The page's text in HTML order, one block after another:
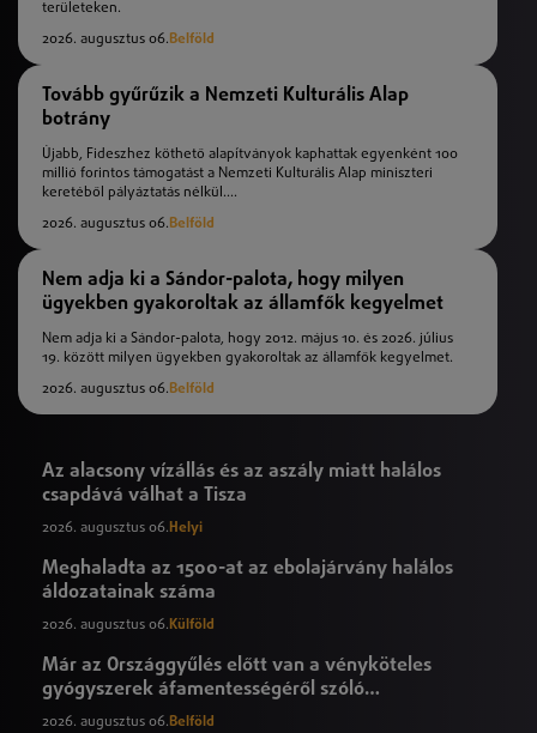
területeken.
2026. augusztus 06.Belföld
Tovább gyűrűzik a Nemzeti Kulturális Alap
botrány
Újabb, Fideszhez köthető alapítványok kaphattak egyenként 100
millió forintos támogatást a Nemzeti Kulturális Alap miniszteri
keretéből pályáztatás nélkül....
2026. augusztus 06.Belföld
Nem adja ki a Sándor-palota, hogy milyen
ügyekben gyakoroltak az államfők kegyelmet
Nem adja ki a Sándor-palota, hogy 2012. május 10. és 2026. július
19. között milyen ügyekben gyakoroltak az államfők kegyelmet.
2026. augusztus 06.Belföld
Az alacsony vízállás és az aszály miatt halálos
csapdává válhat a Tisza
2026. augusztus 06. Helyi
Meghaladta az 1500-at az ebolajárvány halálos
áldozatainak száma
2026. augusztus 06. Külföld
Már az Országgyűlés előtt van a vényköteles
gyógyszerek áfamentességéről szóló
törvényjavaslat
2026. augusztus 06.Belföld